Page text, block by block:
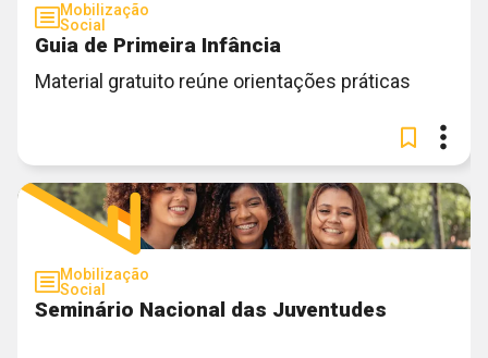
Mobilização
Social
Guia de Primeira Infância
Material gratuito reúne orientações práticas
Mobilização
Social
Seminário Nacional das Juventudes